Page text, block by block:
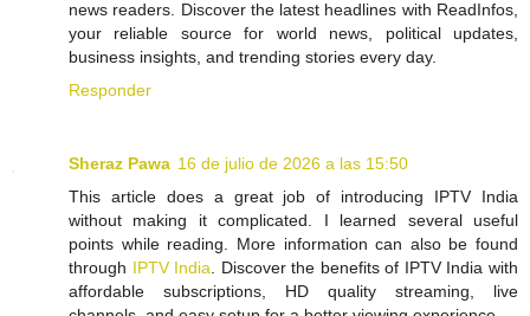
news readers. Discover the latest headlines with ReadInfos,
your reliable source for world news, political updates,
business insights, and trending stories every day.
Responder
Sheraz Pawa 16 de julio de 2026 a las 15:50
This article does a great job of introducing IPTV India
without making it complicated. I learned several useful
points while reading. More information can also be found
through IPTV India . Discover the benefits of IPTV India with
affordable subscriptions, HD quality streaming, live